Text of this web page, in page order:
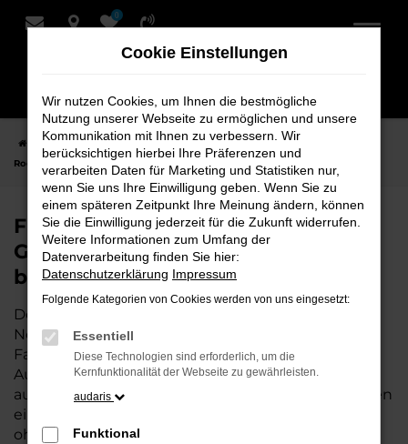
Zum
0
Startseite Nordenham VW VW T-Roc
Finden Sie Ihren VW T-
Roc Gebrauchtwagen für Nordenham bei Schmidt + Koch
Finden Sie Ihren VW T-Roc
Gebrauchtwagen für Nordenham
bei Schmidt + Koch
Der VW T-Roc ist die perfekte Wahl für alle in
Nordenham, die ein zuverlässiges und modernes
Fahrzeug suchen.Mit seiner erstklassigen
Ausstattung, der niedrigen Laufleistung und der
ausgezeichneten Pflege ist dieser Gebrauchtwagen
eine kostengünstige Alternative zum Neuwagen,
ohne auf Komfort und Qualität verzichten zu
Cookie Einstellungen
Wir nutzen Cookies, um Ihnen die bestmögliche
Nutzung unserer Webseite zu ermöglichen und unsere
Kommunikation mit Ihnen zu verbessern. Wir
berücksichtigen hierbei Ihre Präferenzen und
verarbeiten Daten für Marketing und Statistiken nur,
wenn Sie uns Ihre Einwilligung geben. Wenn Sie zu
einem späteren Zeitpunkt Ihre Meinung ändern, können
Sie die Einwilligung jederzeit für die Zukunft widerrufen.
Weitere Informationen zum Umfang der
Datenverarbeitung finden Sie hier:
Datenschutzerklärung Impressum
Folgende Kategorien von Cookies werden von uns eingesetzt:
Essentiell
Diese Technologien sind erforderlich, um die
Kernfunktionalität der Webseite zu gewährleisten.
audaris
Funktional